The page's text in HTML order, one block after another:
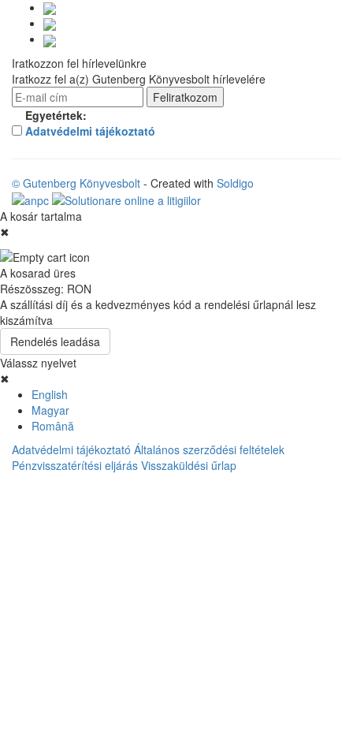
Iratkozzon fel hírlevelünkre
Iratkozz fel a(z) Gutenberg Könyvesbolt hírlevelére
Egyetértek:
Adatvédelmi tájékoztató
© Gutenberg Könyvesbolt - Created with Soldigo
A kosár tartalma
✖
A kosarad üres
Részösszeg: RON
A szállítási díj és a kedvezményes kód a rendelési űrlapnál lesz
kiszámítva
Rendelés leadása
Válassz nyelvet
✖
English
Magyar
Română
Adatvédelmi tájékoztató Általános szerződési feltételek
Pénzvisszatérítési eljárás Visszaküldési űrlap